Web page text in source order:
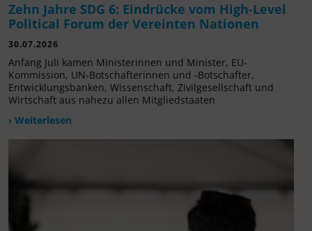
Zehn Jahre SDG 6: Eindrücke vom High-Level
Political Forum der Vereinten Nationen
30.07.2026
Anfang Juli kamen Ministerinnen und Minister, EU-
Kommission, UN-Botschafterinnen und -Botschafter,
Entwicklungsbanken, Wissenschaft, Zivilgesellschaft und
Wirtschaft aus nahezu allen Mitgliedstaaten
› Weiterlesen